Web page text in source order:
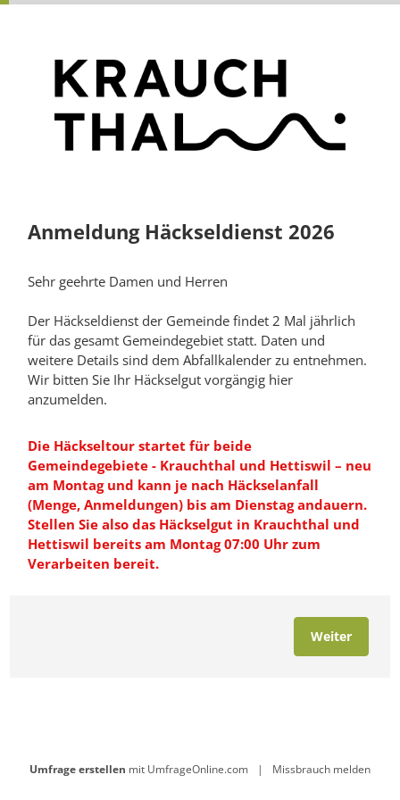
Anmeldung Häckseldienst 2026
Sehr geehrte Damen und Herren
Der Häckseldienst der Gemeinde findet 2 Mal jährlich
für das gesamt Gemeindegebiet statt. Daten und
weitere Details sind dem Abfallkalender zu entnehmen.
Wir bitten Sie Ihr Häckselgut vorgängig hier
anzumelden.
Die Häckseltour startet für beide
Gemeindegebiete - Krauchthal und Hettiswil – neu
am Montag und kann je nach Häckselanfall
(Menge, Anmeldungen) bis am Dienstag andauern.
Stellen Sie also das Häckselgut in Krauchthal und
Hettiswil bereits am Montag 07:00 Uhr zum
Verarbeiten bereit.
Weiter
Umfrage erstellen mit UmfrageOnline.com | Missbrauch melden